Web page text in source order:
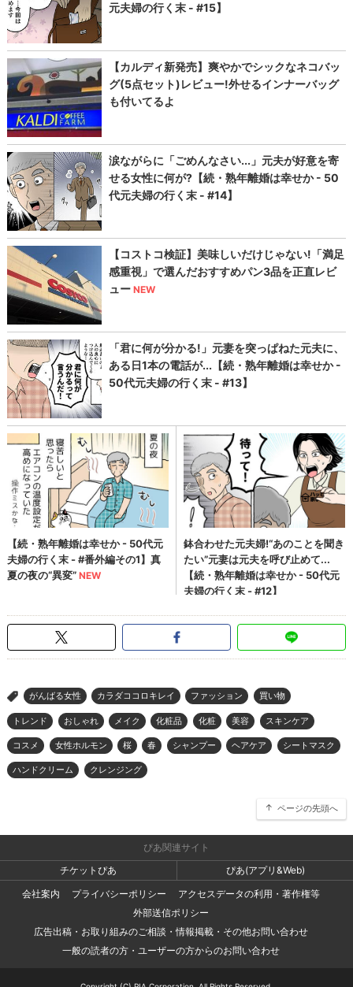
> がんばる女性 カラダココロキレイ ファッション 買い物
トレンド おしゃれ メイク 化粧品 化粧 美容 スキンケア
コスメ 女性ホルモン 桜 春 シャンプー ヘアケア シートマスク
ハンドクリーム クレンジング
ページの先頭へ
ぴあ関連サイト
チケットぴあ
ぴあ(アプリ&Web)
会社案内
プライバシーポリシー
アクセスデータの利用・著作権等
外部送信ポリシー
広告出稿・お取り組みのご相談・情報掲載・その他お問い合わせ
一般の読者の方・ユーザーの方からのお問い合わせ